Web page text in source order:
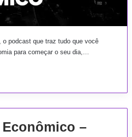
o podcast que traz tudo que você
para começar o seu dia,…
–